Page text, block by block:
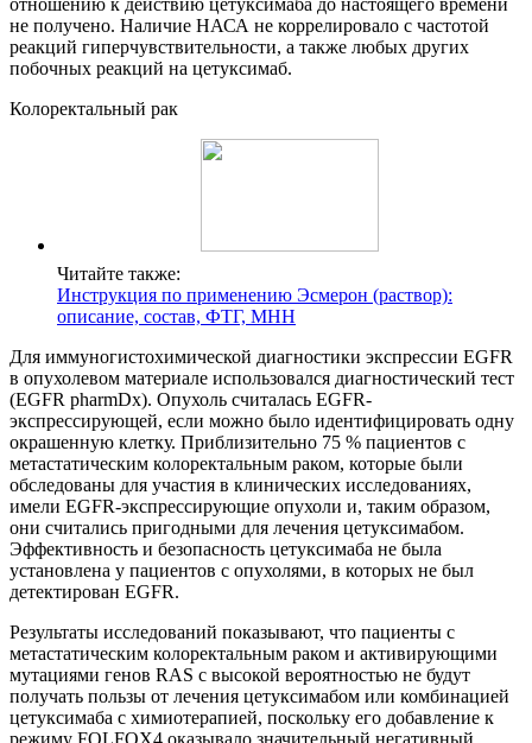
отношению к действию цетуксимаба до настоящего времени
не получено. Наличие НАСА не коррелировало с частотой
реакций гиперчувствительности, а также любых других
побочных реакций на цетуксимаб.
Колоректальный рак
Читайте также:
Инструкция по применению Эсмерон (раствор):
описание, состав, ФТГ, МНН
Для иммуногистохимической диагностики экспрессии EGFR
в опухолевом материале использовался диагностический тест
(EGFR pharmDx). Опухоль считалась EGFR-
экспрессирующей, если можно было идентифицировать одну
окрашенную клетку. Приблизительно 75 % пациентов с
метастатическим колоректальным раком, которые были
обследованы для участия в клинических исследованиях,
имели EGFR-экспрессирующие опухоли и, таким образом,
они считались пригодными для лечения цетуксимабом.
Эффективность и безопасность цетуксимаба не была
установлена у пациентов с опухолями, в которых не был
детектирован EGFR.
Результаты исследований показывают, что пациенты с
метастатическим колоректальным раком и активирующими
мутациями генов RAS с высокой вероятностью не будут
получать пользы от лечения цетуксимабом или комбинацией
цетуксимаба с химиотерапией, поскольку его добавление к